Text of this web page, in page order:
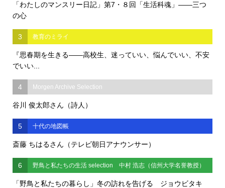
「わたしのマンスリー日記」第7・８回「生活科魂」――三つ
の心
3 教育のミライ
『思春期を生きる――高校生、迷っていい、悩んでいい、不安
でいい...
4 Morgen Archive Selection
谷川 俊太郎さん（詩人）
5 十代の地図帳
斎藤 ちはるさん（テレビ朝日アナウンサー）
6 野鳥と私たちの生活 selection 中村 浩志（信州大学名誉教授）
「野鳥と私たちの暮らし」冬の訪れを告げる ジョウビタキ